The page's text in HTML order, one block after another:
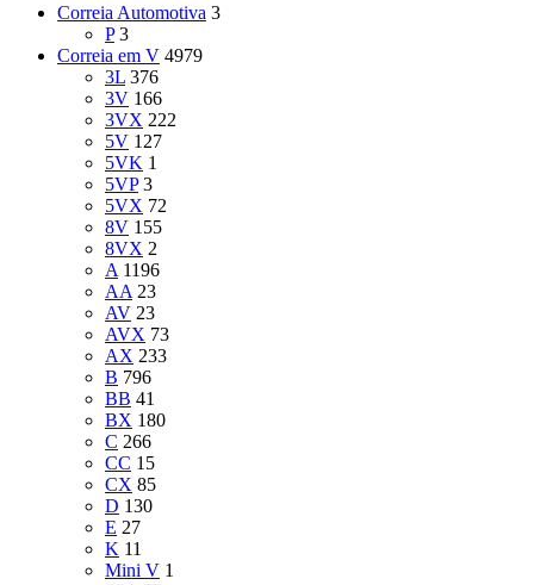
Correia Automotiva 3
P 3
Correia em V 4979
3L 376
3V 166
3VX 222
5V 127
5VK 1
5VP 3
5VX 72
8V 155
8VX 2
A 1196
AA 23
AV 23
AVX 73
AX 233
B 796
BB 41
BX 180
C 266
CC 15
CX 85
D 130
E 27
K 11
Mini V 1